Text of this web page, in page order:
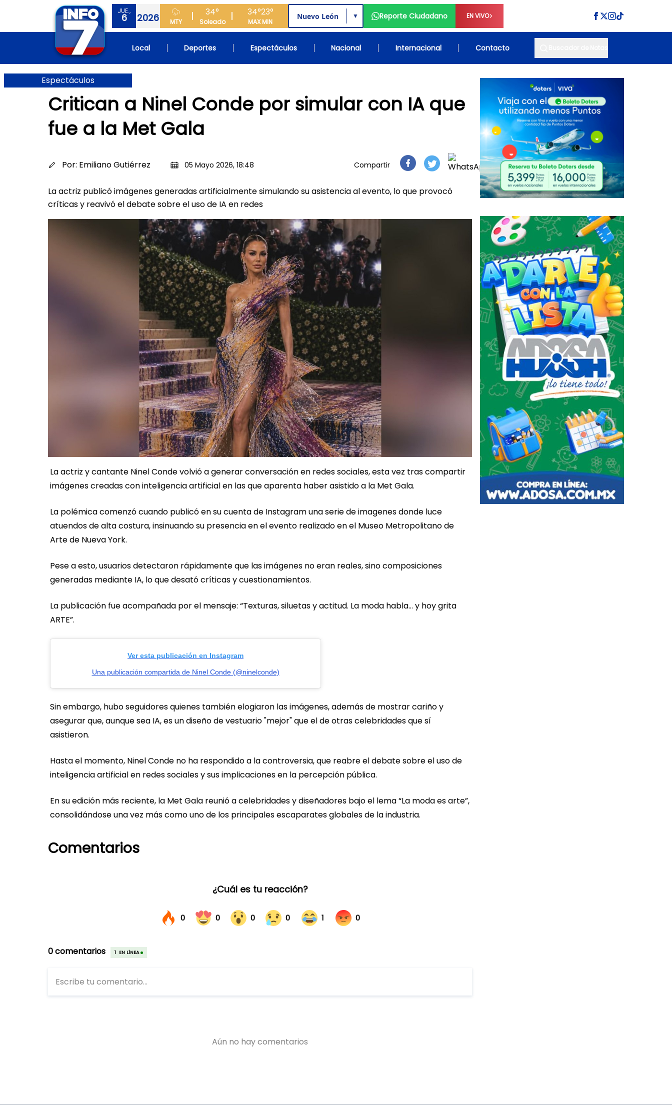
JUE.,
6 2026 MTY
34°
Soleado
34°
MAX
23°
MIN
▼ Reporte Ciudadano EN VIVO
Local Deportes Espectáculos Nacional Internacional Contacto
Espectáculos
Critican a Ninel Conde por simular con IA que
fue a la Met Gala
Por: Emiliano Gutiérrez 05 Mayo 2026, 18:48 Compartir
La actriz publicó imágenes generadas artificialmente simulando su asistencia al evento, lo que provocó
críticas y reavivó el debate sobre el uso de IA en redes
La actriz y cantante Ninel Conde volvió a generar conversación en redes sociales, esta vez tras compartir
imágenes creadas con inteligencia artificial en las que aparenta haber asistido a la Met Gala.
La polémica comenzó cuando publicó en su cuenta de Instagram una serie de imagenes donde luce
atuendos de alta costura, insinuando su presencia en el evento realizado en el Museo Metropolitano de
Arte de Nueva York.
Pese a esto, usuarios detectaron rápidamente que las imágenes no eran reales, sino composiciones
generadas mediante IA, lo que desató críticas y cuestionamientos.
La publicación fue acompañada por el mensaje: “Texturas, siluetas y actitud. La moda habla… y hoy grita
ARTE”.
Ver esta publicación en Instagram
Una publicación compartida de Ninel Conde (@ninelconde)
Sin embargo, hubo seguidores quienes también elogiaron las imágenes, además de mostrar cariño y
asegurar que, aunque sea IA, es un diseño de vestuario "mejor" que el de otras celebridades que sí
asistieron.
Hasta el momento, Ninel Conde no ha respondido a la controversia, que reabre el debate sobre el uso de
inteligencia artificial en redes sociales y sus implicaciones en la percepción pública.
En su edición más reciente, la Met Gala reunió a celebridades y diseñadores bajo el lema “La moda es arte”,
consolidándose una vez más como uno de los principales escaparates globales de la industria.
Comentarios